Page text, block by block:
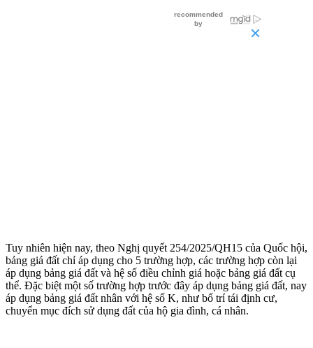
Tuy nhiên hiện nay, theo Nghị quyết 254/2025/QH15 của Quốc hội,
bảng giá đất chỉ áp dụng cho 5 trường hợp, các trường hợp còn lại
áp dụng bảng giá đất và hệ số điều chỉnh giá hoặc bảng giá đất cụ
thể. Đặc biệt một số trường hợp trước đây áp dụng bảng giá đất, nay
áp dụng bảng giá đất nhân với hệ số K, như bố trí tái định cư,
chuyển mục đích sử dụng đất của hộ gia đình, cá nhân.